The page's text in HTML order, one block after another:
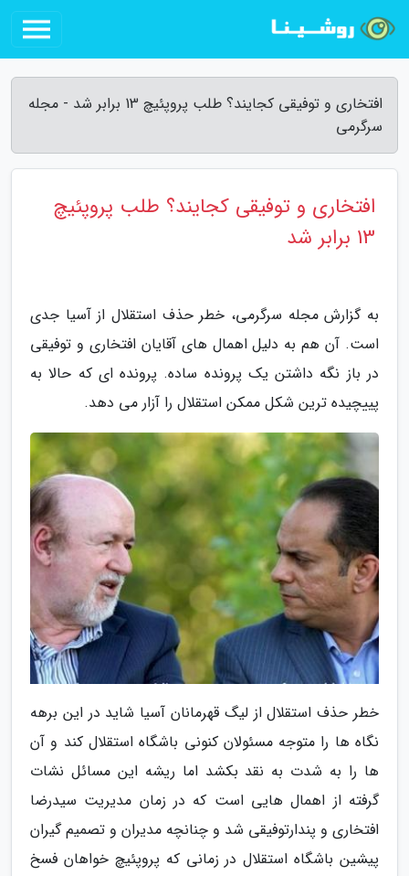
افتخاری و توفیقی کجایند؟ طلب پروپئیچ 13 برابر شد - مجله
سرگرمی
افتخاری و توفیقی کجایند؟ طلب پروپئیچ
13 برابر شد
به گزارش مجله سرگرمی، خطر حذف استقلال از آسیا جدی
است. آن هم به دلیل اهمال های آقایان افتخاری و توفیقی
در باز نگه داشتن یک پرونده ساده. پرونده ای که حالا به
پییچیده ترین شکل ممکن استقلال را آزار می دهد.
خطر حذف استقلال از لیگ قهرمانان آسیا شاید در این برهه
نگاه ها را متوجه مسئولان کنونی باشگاه استقلال کند و آن
ها را به شدت به نقد بکشد اما ریشه این مسائل نشات
گرفته از اهمال هایی است که در زمان مدیریت سیدرضا
افتخاری و پندارتوفیقی شد و چنانچه مدیران و تصمیم گیران
پیشین باشگاه استقلال در زمانی که پروپئیچ خواهان فسخ